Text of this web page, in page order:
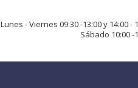
Lunes - Viernes 09:30 -13:00 y 14:00 -
Sábado 10:00 -